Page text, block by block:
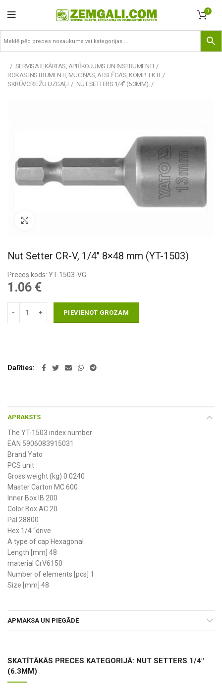
0
SERVISA IEKĀRTAS, APRĪKOJUMS UN INSTRUMENTI
ROKAS INSTRUMENTI, MUCIŅAS, ATSLĒGAS, KOMPLEKTI
SKRŪVGRIEŽU UZGAĻI
NUT SETTERS 1/4" (6.3MM)
Nut Setter CR-V, 1/4″ 8×48 mm (YT-1503)
Preces kods: YT-1503-VG
1.06 €
PIEVIENOT GROZAM
Dalīties
APRAKSTS
The YT-1503 index number
EAN 5906083915031
Brand Yato
PCS unit
Gross weight (kg) 0.0240
Master Carton MC 600
Inner Box IB 200
Color Box AC 20
Pal 28800
Hex 1/4 “drive
A type of cap Hexagonal
Length [mm] 48
material CrV6150
Number of elements [pcs] 1
Size [mm] 48
APMAKSA UN PIEGĀDE
SKATĪTĀKĀS PRECES KATEGORIJĀ: NUT SETTERS 1/4"
(6.3MM)